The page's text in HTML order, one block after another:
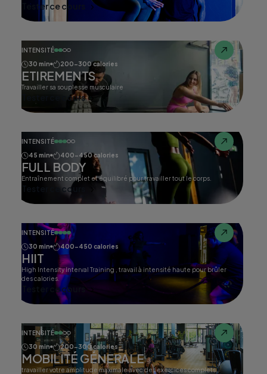
Tester ce cours
INTENSITÉ
30 min
200-300 calories
ETIREMENTS
Travailler sa souplesse musculaire
Tester ce cours
INTENSITÉ
45 min
400-450 calories
FULL BODY
Entraînement complet et équilibré pour travailler tout le corps.
Tester ce cours
INTENSITÉ
30 min
400-450 calories
HIIT
High Intensity Interval Training , travail à intensité haute pour brûler
des calories.
Tester ce cours
INTENSITÉ
30 min
200-300 calories
MOBILITÉ GÉNERALE
travailler votre amplitude maximale avec des exercices complets.